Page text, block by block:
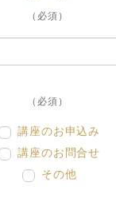
（必須）
（必須）
講座のお申込み
講座のお問合せ
その他